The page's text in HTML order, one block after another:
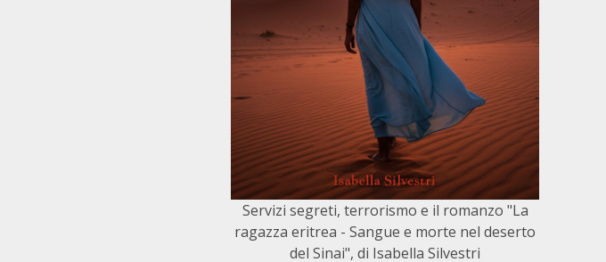
Servizi segreti, terrorismo e il romanzo "La
ragazza eritrea - Sangue e morte nel deserto
del Sinai", di Isabella Silvestri